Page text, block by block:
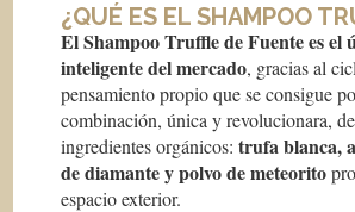
¿QUÉ ES EL SHAMPOO
El Shampoo Truffle de Fuente es el
inteligente del mercado, gracias al
pensamiento propio que se consigue
combinación, única y revolucionara,
ingredientes orgánicos:trufa blanca,
de diamante y polvo de meteorito
espacio exterior.